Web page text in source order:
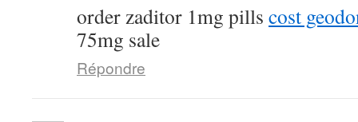
order zaditor 1mg pills cost
75mg sale
Répondre